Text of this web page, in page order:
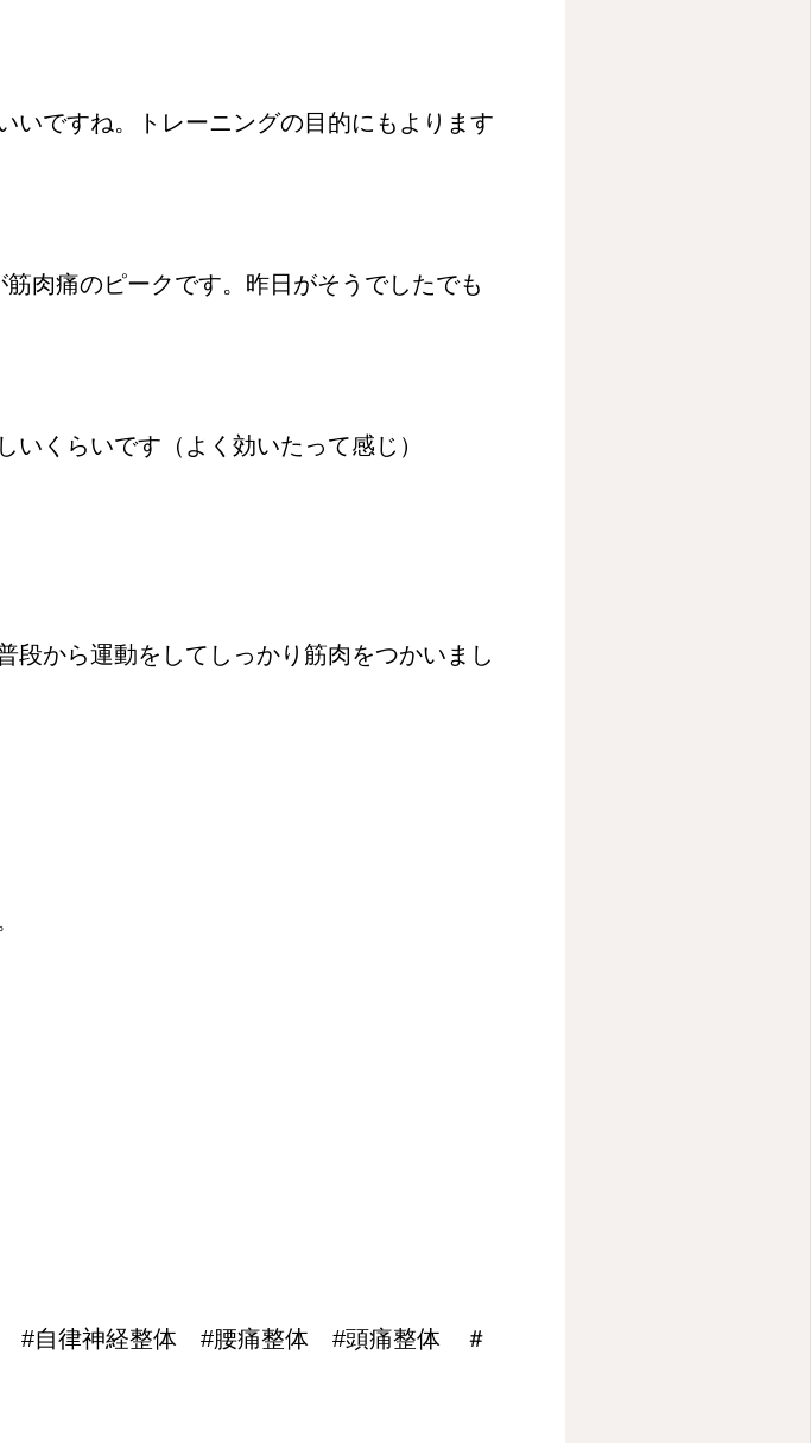
いですね。トレーニングの目的にもよります
肉痛のピークです。昨日がそうでしたでも
くらいです（よく効いたって感じ）
段から運動をしてしっかり筋肉をつかいまし
#自律神経整体 #腰痛整体 #頭痛整体 ＃